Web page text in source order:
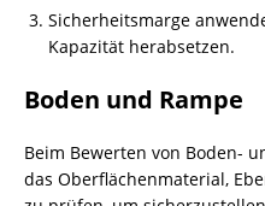
Sicherheitsmarge
Kapazität herabsetzen.
Boden und Rampe
Beim Bewerten von Boden-
das Oberflächenmaterial,